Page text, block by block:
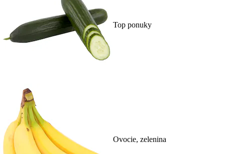
Top ponuky
Ovocie, zelenina